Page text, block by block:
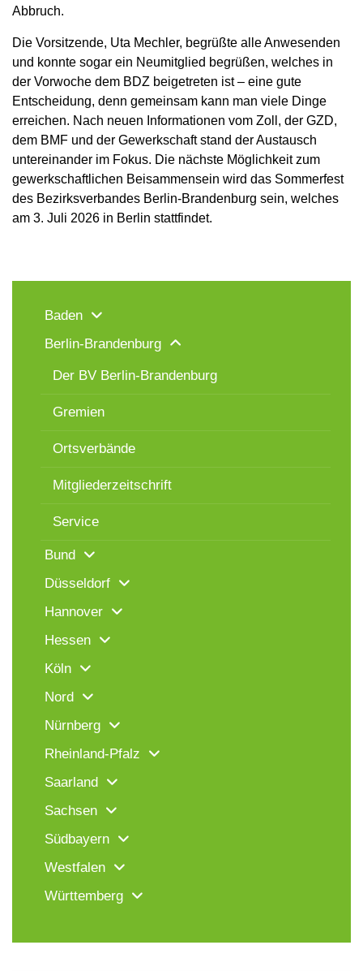
Abbruch.
Die Vorsitzende, Uta Mechler, begrüßte alle Anwesenden
und konnte sogar ein Neumitglied begrüßen, welches in
der Vorwoche dem BDZ beigetreten ist – eine gute
Entscheidung, denn gemeinsam kann man viele Dinge
erreichen. Nach neuen Informationen vom Zoll, der GZD,
dem BMF und der Gewerkschaft stand der Austausch
untereinander im Fokus. Die nächste Möglichkeit zum
gewerkschaftlichen Beisammensein wird das Sommerfest
des Bezirksverbandes Berlin-Brandenburg sein, welches
am 3. Juli 2026 in Berlin stattfindet.
Baden
Berlin-Brandenburg
Der BV Berlin-Brandenburg
Gremien
Ortsverbände
Mitgliederzeitschrift
Service
Bund
Düsseldorf
Hannover
Hessen
Köln
Nord
Nürnberg
Rheinland-Pfalz
Saarland
Sachsen
Südbayern
Westfalen
Württemberg